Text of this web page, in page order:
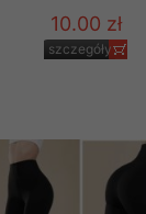
10.00 zł
szczegóły